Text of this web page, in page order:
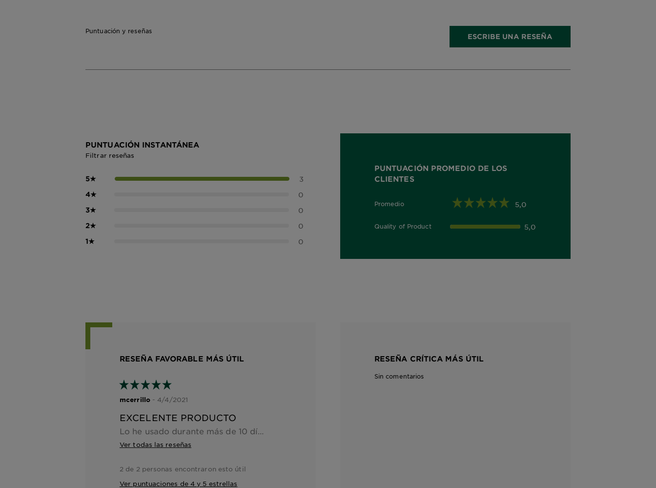
Puntuación y reseñas
ESCRIBE UNA RESEÑA
PUNTUACIÓN INSTANTÁNEA
Filtrar reseñas
5★ 3
4★ 0
3★ 0
2★ 0
1★ 0
PUNTUACIÓN PROMEDIO DE LOS
CLIENTES
Promedio
5,0 out of 5 stars 5,0
Quality of Product
5,0 out of 5 stars 5,0
RESEÑA FAVORABLE MÁS ÚTIL
mcerrillo- 4/4/2021
EXCELENTE PRODUCTO
Lo he usado durante más de 10 días, todos los días y me resultó muy efectivo. No tengo más la piel grasa ni me salieron granitos que siempre tenia hormonales. Super recomendable también para desmaquillar y tiene un olor riquísimo!
Ver todas las reseñas
2 de 2 personas encontraron esto útil
Ver puntuaciones de 4 y 5 estrellas
RESEÑA CRÍTICA MÁS ÚTIL
Sin comentarios